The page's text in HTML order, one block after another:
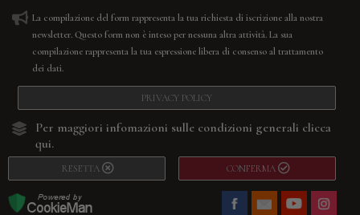
La compilazione del form rappresenta la tua richiesta di iscrizione alla nostra
newsletter. Questo form non è inteso per nessuna altra attività. La sua
compilazione rappresenta la tua espressione libera di consenso al trattamento
dei dati.
PRIVACY POLICY
Per maggiori infomazioni sulle condizioni generali clicca
qui.
RESETTA CONFERMA